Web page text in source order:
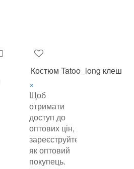
Костюм Tatoo_long клеш
×
Щоб
отримати
доступ до
оптових цін,
зареєструйтеся
як оптовий
покупець.